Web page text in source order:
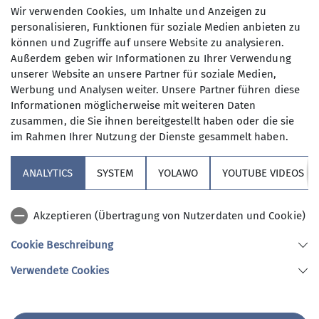
anderen Wochentagen in freier Natur
unterwegs sind.
Wer kann sich das wochentags
leisten?
Nun, alle die aus dem Berufsleben
ausgeschieden sind oder sonst über
ihre Zeit frei verfügen können und
körperlich in guter Verfassung sind.
Neben anspruchvollen Bergtouren
(bis ca. 1400 Höhenmeter) stehen
auch leichtere Berg- und
Flachwanderungen (ca. 15 bis 20 km)
auf unserem Programm. Dazu kommen
Kulturfahrten und -veranstaltungen
Wanderwoche in den Bergen sowie im
An den Tourentagen werden die
Anmeldung bis
23.06.2025
Maximale Teilnehmeranzahl
13
Sektion Vierseenland des Deutschen Alpenvereins e.V.
Wir verwenden Cookies, um Inhalte und Anzeigen zu
personalisieren, Funktionen für soziale Medien anbieten zu
können und Zugriffe auf unsere Website zu analysieren.
Außerdem geben wir Informationen zu Ihrer Verwendung
unserer Website an unsere Partner für soziale Medien,
Werbung und Analysen weiter. Unsere Partner führen diese
Informationen möglicherweise mit weiteren Daten
zusammen, die Sie ihnen bereitgestellt haben oder die sie
im Rahmen Ihrer Nutzung der Dienste gesammelt haben.
ANALYTICS SYSTEM YOLAWO YOUTUBE VIDEOS
Akzeptieren (Übertragung von Nutzerdaten und Cookie)
Cookie Beschreibung
Verwendete Cookies